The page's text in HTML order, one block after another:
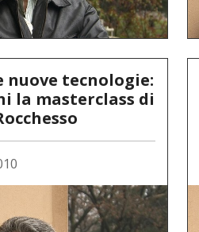
nuove tecnologie:
la masterclass di